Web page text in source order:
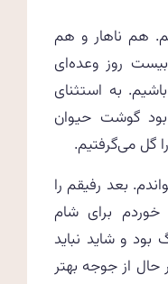
هم ناهار و هم
روز وعده‌ای
به استثنای
گوشت حیوان
گل می‌گرفتیم.
بعد رفیقم را
برای شام
و شاید نباید
از جوجه بهتر